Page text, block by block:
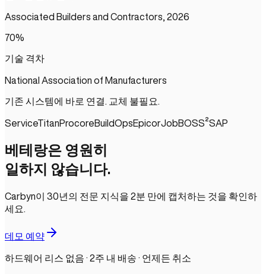
Associated Builders and Contractors, 2026
70%
기술 격차
National Association of Manufacturers
기존 시스템에 바로 연결. 교체 불필요.
ServiceTitanProcoreBuildOpsEpicorJobBOSS²SAP
베테랑은 영원히
일하지 않습니다.
Carbyn이 30년의 전문 지식을 2분 만에 캡처하는 것을 확인하
세요.
데모 예약
하드웨어 리스 없음 · 2주 내 배송 · 언제든 취소